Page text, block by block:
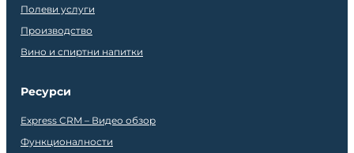
Полеви услуги
Производство
Вино и спиртни напитки
Ресурси
Express CRM – Видео обзор
Функционалности